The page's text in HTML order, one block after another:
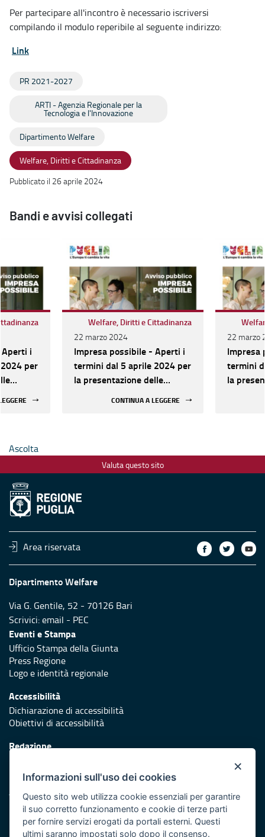
Per partecipare all'incontro è necessario iscriversi
compilando il modulo reperibile al seguente indirizzo:
Link
PR 2021-2027
ARTI - Agenzia Regionale per la
Tecnologia e l'Innovazione
Dipartimento Welfare
Welfare, Diritti e Cittadinanza
Pubblicato il 26 aprile 2024
Bandi e avvisi collegati
i
per
Welfare, Diritti e Cittadinanza
22 marzo 2024
Impresa possibile - Aperti i
termini dal 5 aprile 2024 per
la presentazione delle
CONTINUA A LEGGERE
22 marzo
Impresa
termini
la
Ascolta
Valuta questo sito
Area riservata
Dipartimento Welfare
Via G. Gentile, 52 - 70126 Bari
Scrivici:email - PEC
Eventi e Stampa
Ufficio Stampa della Giunta
Press Regione
Logo e identità regionale
Accessibilità
Dichiarazione di accessibilità
Obiettivi di accessibilità
Redazione
Protezione civile
Vai al sito di Protezione Civile Puglia
Iniziativa finanziata con risorse del POR Puglia 2014/2020 -
×
Informazioni sull'uso dei cookies
Questo sito web utilizza cookie essenziali per garantire
il suo corretto funzionamento e cookie di terze parti
per fornire servizi erogati da portali esterni. Questi
ultimi saranno impostati solo dopo il consenso.